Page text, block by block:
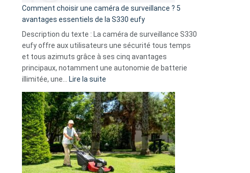
16
milliards
données
menace
Facebook,
Telegram
GitHub
Comment choisir une caméra de surveillance ? 5
avantages essentiels de la S330 eufy
Description du texte : La caméra de surveillance S330
eufy offre aux utilisateurs une sécurité tous temps
et tous azimuts grâce à ses cinq avantages
principaux, notamment une autonomie de batterie
illimitée, une…
Lire la suite
choisir
une
caméra
de
surveillance
?
5